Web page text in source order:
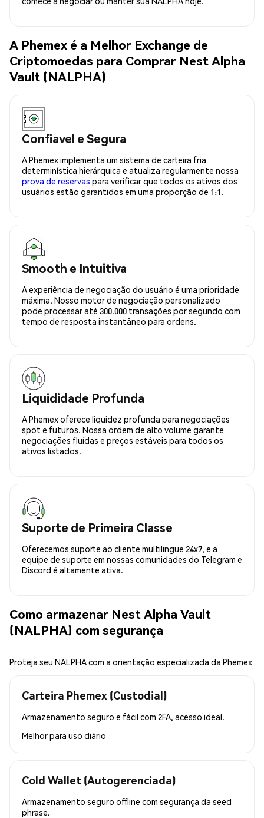
A Phemex é a Melhor Exchange de
Criptomoedas para Comprar Nest Alpha
Vault (NALPHA)
Confiavel e Segura
A Phemex implementa um sistema de carteira fria
determinística hierárquica e atualiza regularmente nossa
prova de reservas para verificar que todos os ativos dos
usuários estão garantidos em uma proporção de 1:1.
Smooth e Intuitiva
A experiência de negociação do usuário é uma prioridade
máxima. Nosso motor de negociação personalizado
pode processar até 300.000 transações por segundo com
tempo de resposta instantâneo para ordens.
Liquididade Profunda
A Phemex oferece liquidez profunda para negociações
spot e futuros. Nossa ordem de alto volume garante
negociações fluídas e preços estáveis para todos os
ativos listados.
Suporte de Primeira Classe
Oferecemos suporte ao cliente multilingue 24x7, e a
equipe de suporte em nossas comunidades do Telegram e
Discord é altamente ativa.
Como armazenar Nest Alpha Vault
(NALPHA) com segurança
Proteja seu NALPHA com a orientação especializada da Phemex
Carteira Phemex (Custodial)
Armazenamento seguro e fácil com 2FA, acesso ideal.
Melhor para uso diário
Cold Wallet (Autogerenciada)
Armazenamento seguro offline com segurança da seed
phrase.